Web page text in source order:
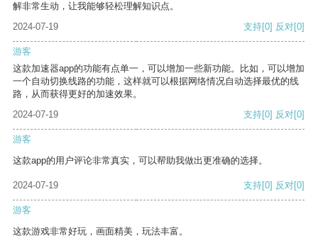
解非常生动，让我能够轻松理解知识点。
2024-07-19
支持[0] 反对[0]
游客
这款加速器app的功能有点单一，可以增加一些新功能。比如，可以增加
一个自动切换线路的功能，这样就可以根据网络情况自动选择最优的线
路，从而获得更好的加速效果。
2024-07-19
支持[0] 反对[0]
游客
这款app的用户评论非常真实，可以帮助我做出更准确的选择。
2024-07-19 支持[0] 反对[0]
游客
这款游戏非常好玩，画面精美，玩法丰富。